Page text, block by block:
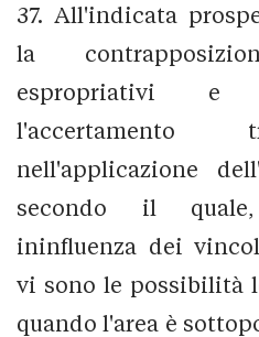
37. All'indicata
la
espropriativi e
l'accertamento
nell'applicazione
secondo il
ininfluenza dei
vi sono le possibilità
quando l'area è